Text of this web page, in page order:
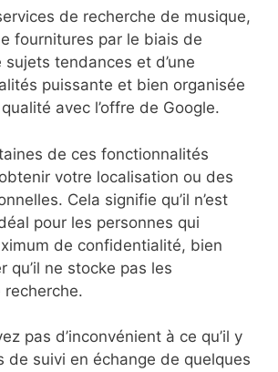
de recherche de musique,
fournitures par le biais de
tendances et d’une
puissante et bien organisée
avec l’offre de Google.
de ces fonctionnalités
votre localisation ou des
Cela signifie qu’il n’est
pour les personnes qui
de confidentialité, bien
qu’il ne stocke pas les
pas d’inconvénient à ce qu’il y
de suivi en échange de quelques